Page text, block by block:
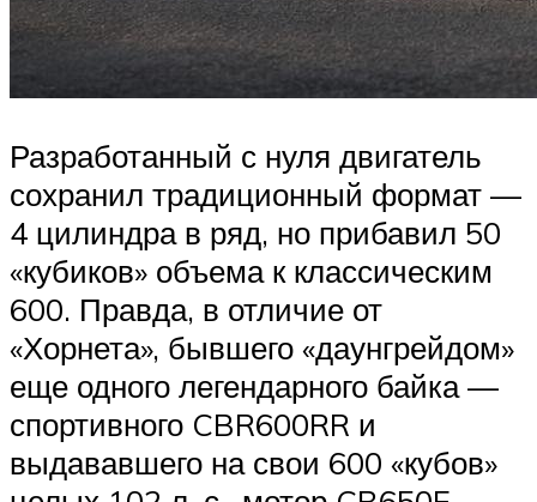
Разработанный с нуля двигатель
сохранил традиционный формат —
4 цилиндра в ряд, но прибавил 50
«кубиков» объема к классическим
600. Правда, в отличие от
«Хорнета», бывшего «даунгрейдом»
еще одного легендарного байка —
спортивного CBR600RR и
выдававшего на свои 600 «кубов»